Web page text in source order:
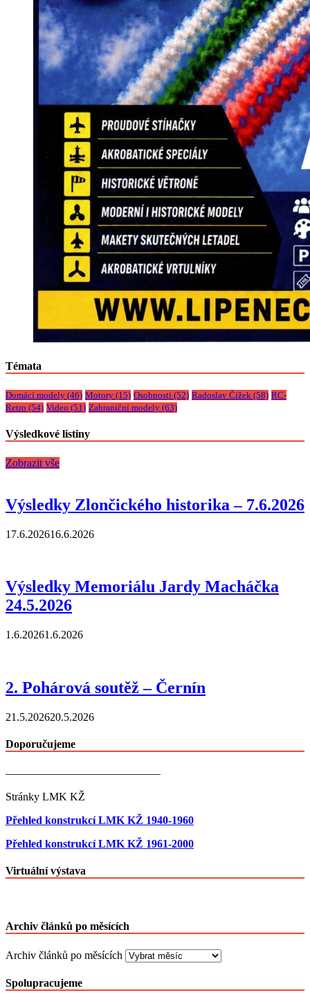
Témata
Domácí modely (46) Motory (15) Osobnosti (52) Radoslav Čížek (58) RC-
Retro (54) Video (51) Zahraniční modely (63)
Výsledkové listiny
Zobrazit vše
Výsledky Zlončického historika – 7.6.2026
17.6.202616.6.2026
Výsledky Memoriálu Jardy Macháčka
24.5.2026
1.6.20261.6.2026
2. Pohárová soutěž – Černín
21.5.202620.5.2026
Doporučujeme
——————————————
Stránky LMK KŽ
Přehled konstrukcí LMK KŽ 1940-1960
Přehled konstrukcí LMK KŽ 1961-2000
Virtuální výstava
Archiv článků po měsících
Archiv článků po měsících
Spolupracujeme